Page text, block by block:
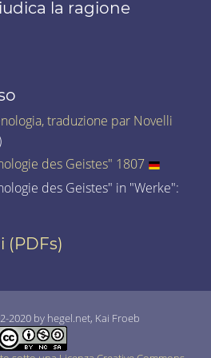
la ragione
traduzione par Novelli
des Geistes" 1807
des Geistes" in "Werke":
(PDFs)
2020 by hegel.net, Kai Froeb